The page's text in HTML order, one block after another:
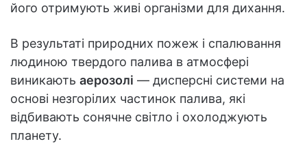
його отримують живі організми для дихання.
В результаті природних пожеж і спалювання
людиною твердого палива в атмосфері
виникають аерозолі — дисперсні системи на
основі незгорілих частинок палива, які
відбивають сонячне світло і охолоджують
планету.